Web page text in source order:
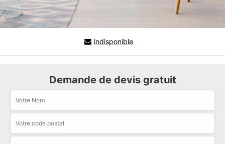
indisponible
Demande de devis gratuit